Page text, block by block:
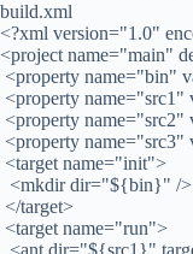
build.xml
<?xml version="1.0"
<project name="main"
<property name="bin"
<property
<property
<property
<target name="init">
<mkdir dir="${bin}" />
</target>
<target name="run">
<ant dir="${src1}"